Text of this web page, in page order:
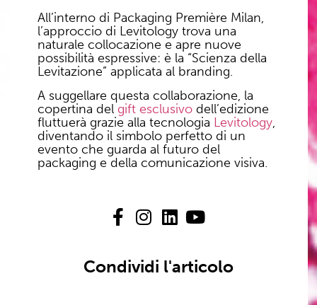
All’interno di Packaging Première Milan,
l’approccio di Levitology trova una
naturale collocazione e apre nuove
possibilità espressive: è la “Scienza della
Levitazione” applicata al branding.
A suggellare questa collaborazione, la
copertina del gift esclusivo dell’edizione
fluttuerà grazie alla tecnologia Levitology,
diventando il simbolo perfetto di un
evento che guarda al futuro del
packaging e della comunicazione visiva.
Condividi l'articolo